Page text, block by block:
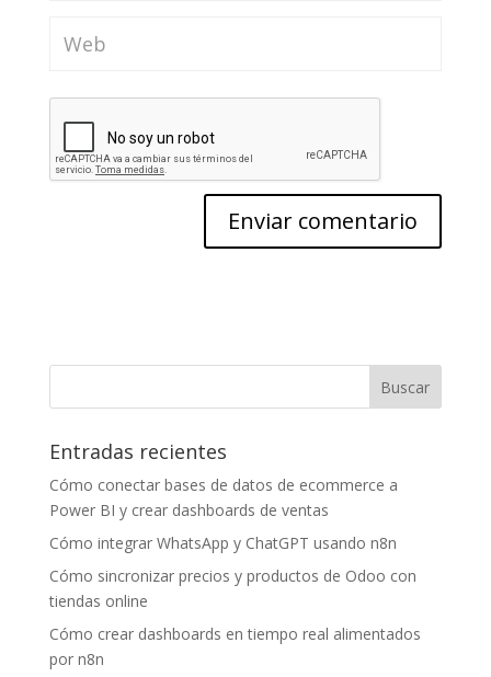
Entradas recientes
Cómo conectar bases de datos de ecommerce a
Power BI y crear dashboards de ventas
Cómo integrar WhatsApp y ChatGPT usando n8n
Cómo sincronizar precios y productos de Odoo con
tiendas online
Cómo crear dashboards en tiempo real alimentados
por n8n